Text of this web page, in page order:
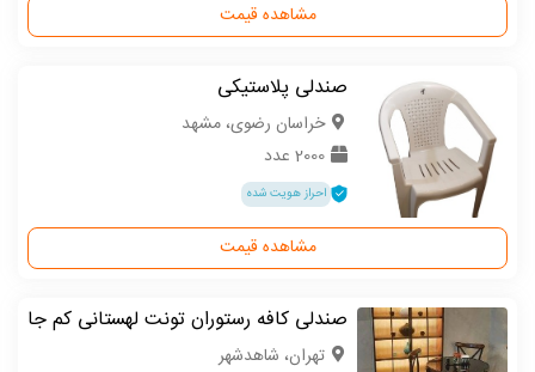
مشاهده قیمت
صندلی پلاستیکی
خراسان رضوی، مشهد
2000 عدد
احراز هویت شده
مشاهده قیمت
صندلی کافه رستوران تونت لهستانی کم جا
تهران، شاهدشهر